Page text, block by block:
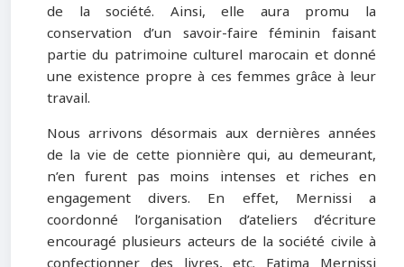
de la société. Ainsi, elle aura promu la
conservation d’un savoir-faire féminin faisant
partie du patrimoine culturel marocain et donné
une existence propre à ces femmes grâce à leur
travail.
Nous arrivons désormais aux dernières années
de la vie de cette pionnière qui, au demeurant,
n’en furent pas moins intenses et riches en
engagement divers. En effet, Mernissi a
coordonné l’organisation d’ateliers d’écriture
encouragé plusieurs acteurs de la société civile à